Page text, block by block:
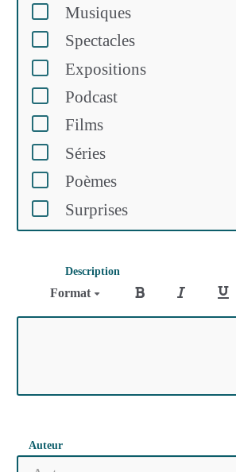
Musiques
Spectacles
Expositions
Podcast
Films
Séries
Poèmes
Surprises
Description
Format
Auteur